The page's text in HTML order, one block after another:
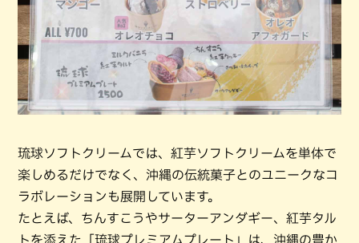
琉球ソフトクリームでは、紅芋ソフトクリームを単体で
楽しめるだけでなく、沖縄の伝統菓子とのユニークなコ
ラボレーションも展開しています。
たとえば、ちんすこうやサーターアンダギー、紅芋タル
トを添えた「琉球プレミアムプレート」は、沖縄の豊か